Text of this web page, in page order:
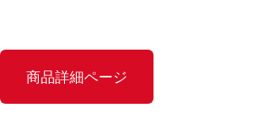
商品詳細ページ